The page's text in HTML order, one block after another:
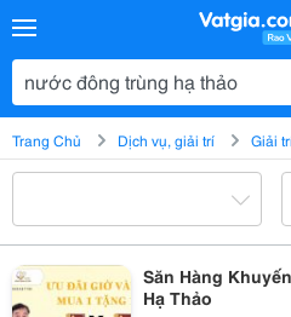
Trang Chủ Dịch vụ, giải trí Giải
Săn Hàng
Hạ Thảo